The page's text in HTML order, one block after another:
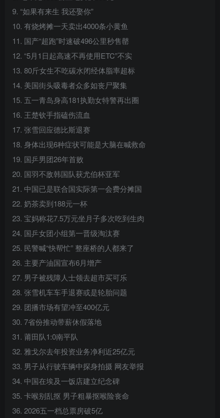
9. “如果有来生 我还娶你”
10. 有烧烤摊一天卖出4000条小黄鱼
11. 国产“超跑”时速破496公里秒售罄
12. “5月1日起高速不再使用ETC”不实
13. 80斤女生不吃碳水闭经体脂率超标
14. 美国街头吸毒者众多如丧尸聚集
15. 五一青岛身高181执勤女特警再出圈
16. 王楚钦手指磕伤流血
17. 张雪回应德比斯退赛
18. 身体出现6种症状可能是大脑在喊救命
19. 国乒男团26年首败
20. 国羽不敌韩国队获尤伯杯亚军
21. 中国已是联合国实际第一会费分摊国
22. 奶茶卖到188元一杯
23. 宝妈称花7.5万元坐月子多次吃到生肉
24. 国乒女团小组第一晋级淘汰赛
25. 民警喊“快帮忙” 整座桥的人都来了
26. 主要产油国宣布6月增产
27. 男子被残障人士领去超市买可乐
28. 张雪机车车手退赛或是轮胎问题
29. 团播市场有望冲至400亿元
30. 7省份推动带薪休假落地
31. 莆田队1:0南平队
32. 雅戈尔去年投资业务净利近25亿元
33. 男子从行驶车辆中探身拍摄 网友举报
34. 中国在埃及一饭店建立纪念碑
35. 卡喉别乱抠 男子粗暴抠喉险丧命
36. 2026五一档总票房破5亿